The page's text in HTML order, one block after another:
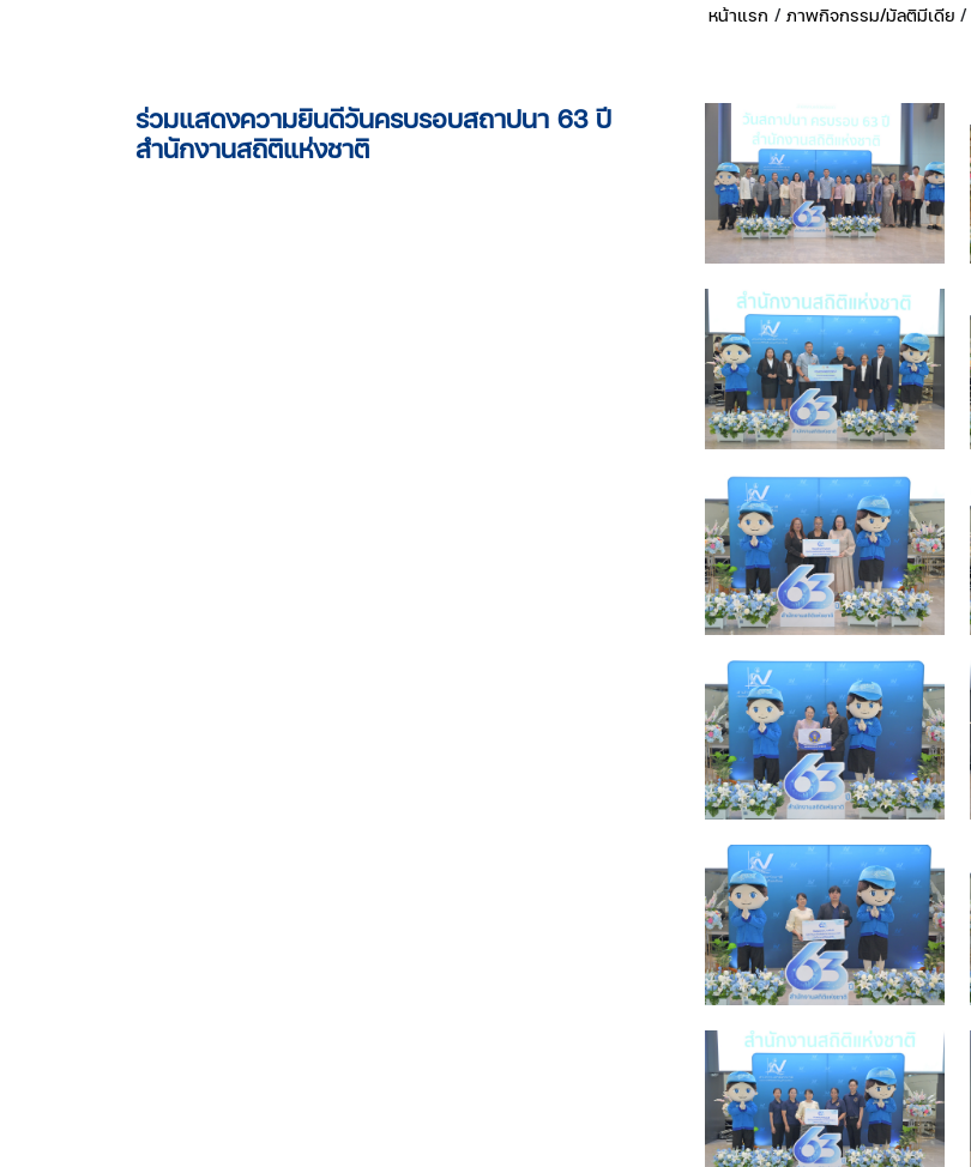
หน้าแรก / ภาพกิจกรรม/มัลติมีเดีย/
ร่วมแสดงความยินดีวันครบรอบสถาปนา 63 ปี
สำนักงานสถิติแห่งชาติ